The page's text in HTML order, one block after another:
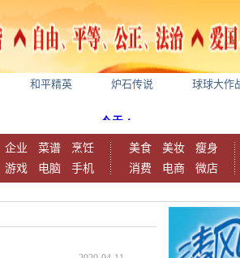
和平精英 炉石传说 球球大作
企业 菜谱
烹饪
游戏
电脑 手机
美食 美妆
瘦身
消费
电商 微店